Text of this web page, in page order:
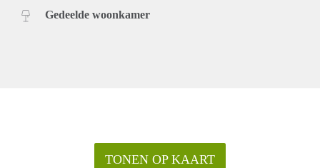
Gedeelde woonkamer
TONEN OP KAART